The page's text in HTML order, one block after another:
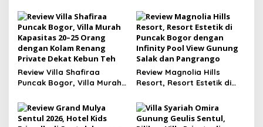
Puncak dengan Private
Pool
Review Villa Shafiraa
Puncak Bogor, Villa Murah
dengan Kolam Renang
Private Dekat Kebun Teh
Review Magnolia Hills
Resort, Resort Estetik di
Infinity Pool View Gunung
Salak dan Pangrango